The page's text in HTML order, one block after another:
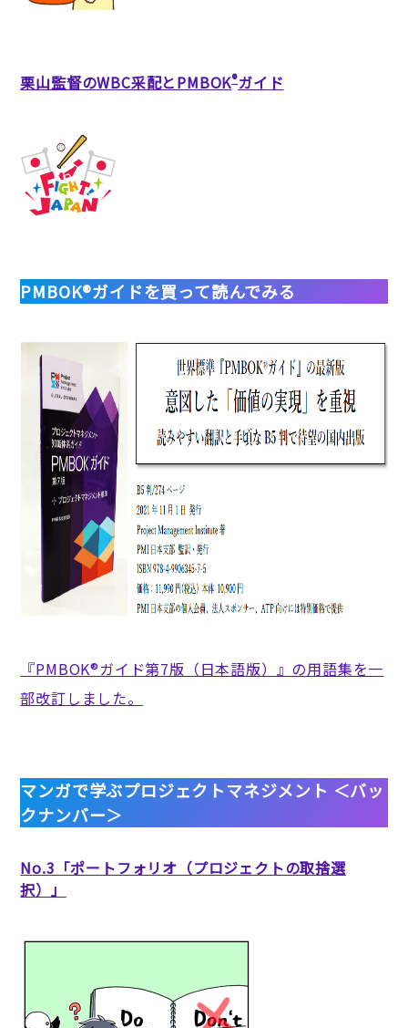
栗山監督のWBC采配とPMBOK®ガイド
PMBOK®ガイドを買って読んでみる
『PMBOK®ガイド第7版（日本語版）』の用語集を一
部改訂しました。
マンガで学ぶプロジェクトマネジメント ＜バッ
クナンバー＞
No.3「ポートフォリオ（プロジェクトの取捨選
択）」